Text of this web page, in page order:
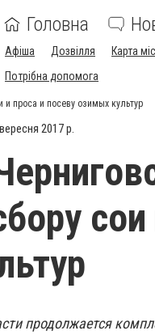
Головна
Афіша Дозвілля Карта
Потрібна допомога
и проса и посеву озимых культур
2017 р.
продолжается